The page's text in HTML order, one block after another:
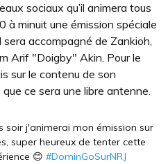
sociaux qu’il animera tous
à minuit une émission spéciale
sera accompagné de Zankioh,
Arif "Doigby" Akin. Pour le
sur le contenu de son
ce sera une libre antenne.
soir j'animerai mon émission sur
super heureux de tenter cette
😊 #DominGoSurNRJ